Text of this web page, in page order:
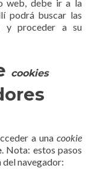
web, debe ir a la
podrá buscar las
y proceder a su
cookies
a una cookie
. Nota: estos pasos
del navegador: